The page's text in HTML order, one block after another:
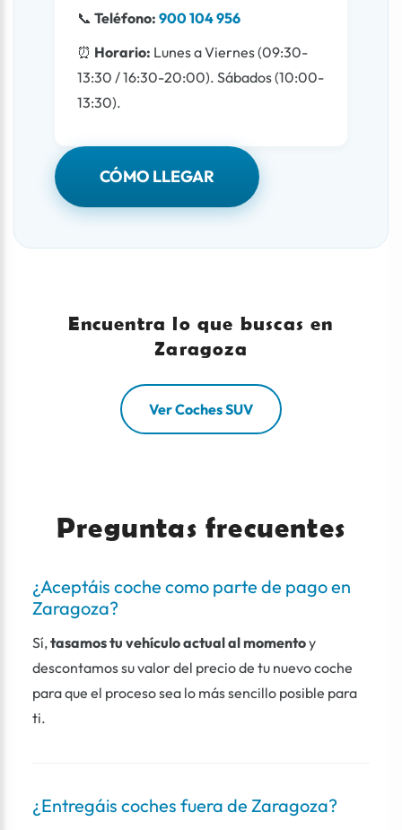
📞 Teléfono: 900 104 956
⏰ Horario: Lunes a Viernes (09:30-
13:30 / 16:30-20:00). Sábados (10:00-
13:30).
CÓMO LLEGAR
Encuentra lo que buscas en
Zaragoza
Ver Coches SUV
Preguntas frecuentes
¿Aceptáis coche como parte de pago en
Zaragoza?
Sí,tasamos tu vehículo actual al momentoy
descontamos su valor del precio de tu nuevo coche
para que el proceso sea lo más sencillo posible para
ti.
¿Entregáis coches fuera de Zaragoza?